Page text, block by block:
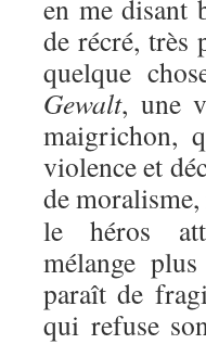
en me disant
de récré,
quelque
Gewalt, une
maigrichon,
violence et
de
le héros
mélange
paraît de
qui refuse